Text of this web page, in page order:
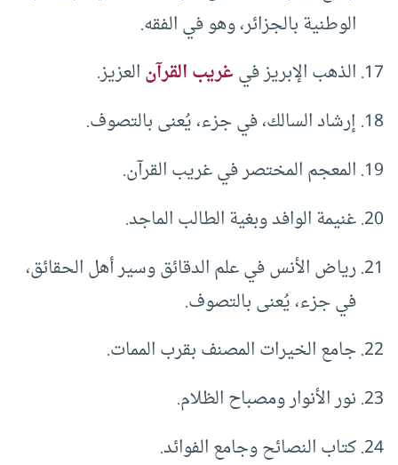
الوطنية بالجزائر، وهو في الفقه.
الذهب الإبريز فيغريب القرآنالعزيز.
إرشاد السالك، في جزء، يُعنى بالتصوف.
المعجم المختصر في غريب القرآن.
غنيمة الوافد وبغية الطالب الماجد.
رياض الأنس في علم الدقائق وسير أهل الحقائق،
في جزء، يُعنى بالتصوف.
جامع الخيرات المصنف بقرب الممات.
نور الأنوار ومصباح الظلام.
كتاب النصائح وجامع الفوائد.